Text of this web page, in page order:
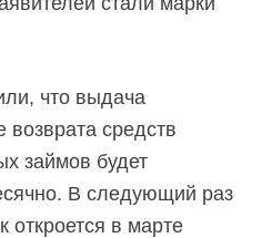
что выдача
возврата средств
займов будет
В следующий раз
откроется в марте